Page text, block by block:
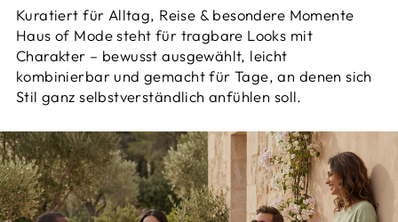
Kuratiert für Alltag, Reise & besondere Momente
Haus of Mode steht für tragbare Looks mit
Charakter – bewusst ausgewählt, leicht
kombinierbar und gemacht für Tage, an denen sich
Stil ganz selbstverständlich anfühlen soll.